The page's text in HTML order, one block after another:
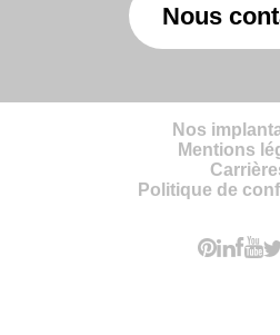
Nous
Nos
Mentions
Politique de